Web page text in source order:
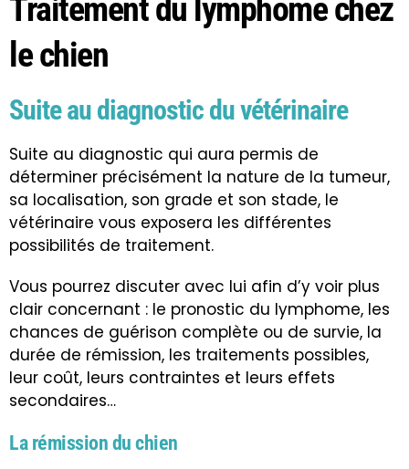
Traitement du lymphome chez
le chien
Suite au diagnostic du vétérinaire
Suite au diagnostic qui aura permis de
déterminer précisément la nature de la tumeur,
sa localisation, son grade et son stade, le
vétérinaire vous exposera les différentes
possibilités de traitement.
Vous pourrez discuter avec lui afin d’y voir plus
clair concernant : le pronostic du lymphome, les
chances de guérison complète ou de survie, la
durée de rémission, les traitements possibles,
leur coût, leurs contraintes et leurs effets
secondaires…
La rémission du chien